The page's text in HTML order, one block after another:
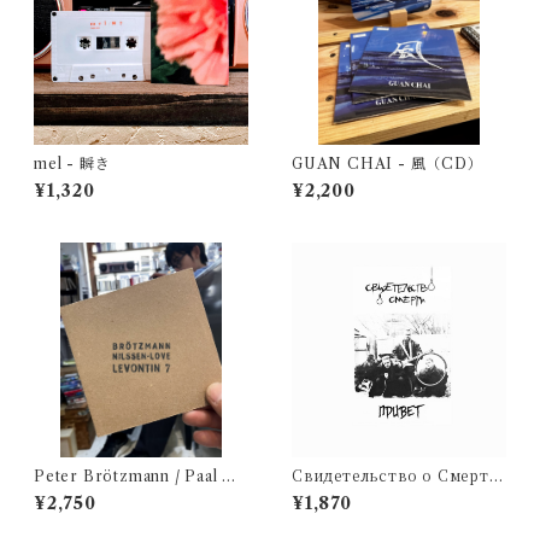
mel - 瞬き
¥1,320
GUAN CHAI - 風（CD）
¥2,200
Peter Brötzmann / Paal Nil
ssen Love - Levontin 7（C
D）
¥2,750
Свидетельство о Смерти
- Привет (CD)
¥1,870